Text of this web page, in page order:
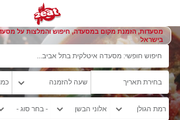
מסעדות, הזמנת מקום במסעדה, חיפוש והמלצות על
בישראל